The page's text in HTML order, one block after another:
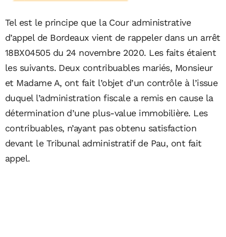
Tel est le principe que la Cour administrative
d’appel de Bordeaux vient de rappeler dans un arrêt
18BX04505 du 24 novembre 2020. Les faits étaient
les suivants. Deux contribuables mariés, Monsieur
et Madame A, ont fait l’objet d’un contrôle à l’issue
duquel l’administration fiscale a remis en cause la
détermination d’une plus-value immobilière. Les
contribuables, n’ayant pas obtenu satisfaction
devant le Tribunal administratif de Pau, ont fait
appel.